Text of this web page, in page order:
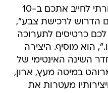
בפרופיל שבאתר נכתב: "בחרתי לחייב אתכם ב-10
הדרוש לרכישת צבע",
כרטיסים לתערוכה
הוא מוסיף. היצירה
השינה האינטימי של
במיטה מעץ, ארון,
מעטרות את